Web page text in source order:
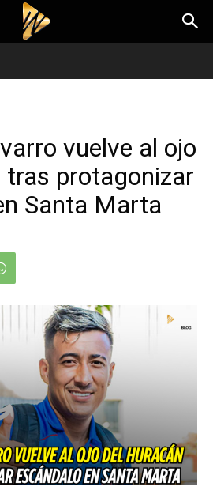
vuelve al ojo
tras protagonizar
Santa Marta